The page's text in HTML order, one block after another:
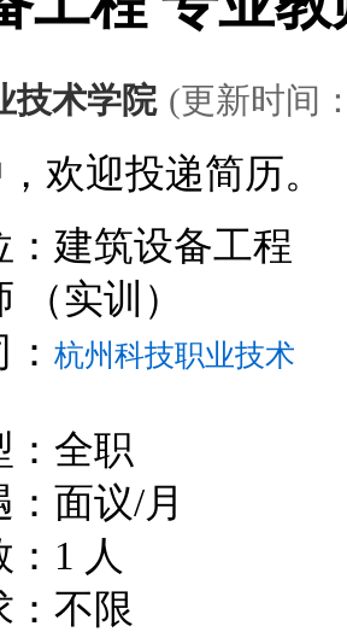
技术学院 (更新时间
欢迎投递简历。
：建筑设备工程
（实训）
杭州科技职业技术
：全职
面议/月
1 人
：不限